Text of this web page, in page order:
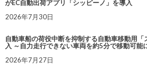
がEC自動出荷アプリ「シッピーノ」を導入
2026年7月30日
自動車船の荷役中断を抑制する自動車移動用
入 ～自力走行できない車両を約5分で移動可能
2026年7月27日